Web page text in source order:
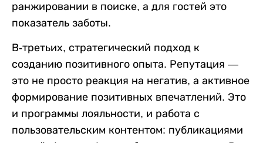
ранжировании в поиске, а для гостей это
показатель заботы.
В-третьих, стратегический подход к
созданию позитивного опыта. Репутация —
это не просто реакция на негатив, а активное
формирование позитивных впечатлений. Это
и программы лояльности, и работа с
пользовательским контентом: публикациями